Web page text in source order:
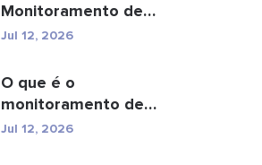
Monitoramento de
Transações AML: Como
Jul 12, 2026
O que é o
monitoramento de
transações AML e como
Jul 12, 2026